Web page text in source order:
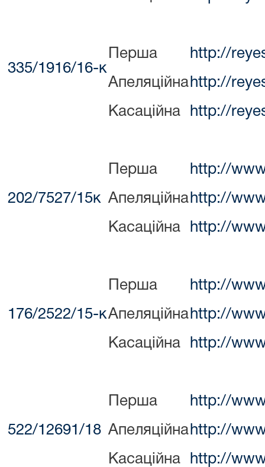
335/1916/16-к
Перша http://
Апеляційна http://
Касаційна http://
202/7527/15к
Перша http://
Апеляційна http://
Касаційна http://
176/2522/15-к
Перша http://
Апеляційна http://
Касаційна http://
522/12691/18
Перша http://
Апеляційна http://
Касаційна http://